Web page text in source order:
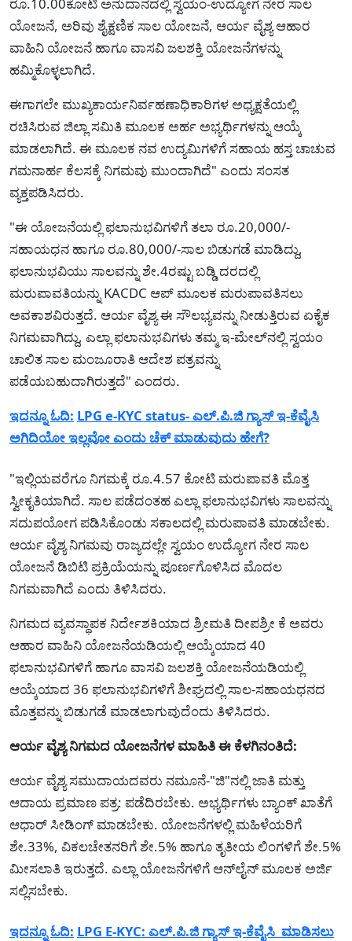
ಯೋಜನೆ, ಅರಿವು ಶೈಕ್ಷಣಿಕ ಸಾಲ ಯೋಜನೆ, ಆರ್ಯ ವೈಶ್ಯ ಆಹಾರ
ವಾಹಿನಿ ಯೋಜನೆ ಹಾಗೂ ವಾಸವಿ ಜಲಶಕ್ತಿ ಯೋಜನೆಗಳನ್ನು
ಹಮ್ಮಿಕೊಳ್ಳಲಾಗಿದೆ.
ಈಗಾಗಲೇ ಮುಖ್ಯಕಾರ್ಯನಿರ್ವಹಣಾಧಿಕಾರಿಗಳ ಅಧ್ಯಕ್ಷತೆಯಲ್ಲಿ
ರಚಿಸಿರುವ ಜಿಲ್ಲಾ ಸಮಿತಿ ಮೂಲಕ ಅರ್ಹ ಅಭ್ಯರ್ಥಿಗಳನ್ನು ಆಯ್ಕೆ
ಮಾಡಲಾಗಿದೆ. ಈ ಮೂಲಕ ನವ ಉದ್ಯಮಿಗಳಿಗೆ ಸಹಾಯ ಹಸ್ತ ಚಾಚುವ
ಗಮನಾರ್ಹ ಕೆಲಸಕ್ಕೆ ನಿಗಮವು ಮುಂದಾಗಿದೆ" ಎಂದು ಸಂಸತ
ವ್ಯಕ್ತಪಡಿಸಿದರು.
"ಈ ಯೋಜನೆಯಲ್ಲಿ ಫಲಾನುಭವಿಗಳಿಗೆ ತಲಾ ರೂ.20,000/-
ಸಹಾಯಧನ ಹಾಗೂ ರೂ.80,000/-ಸಾಲ ಬಿಡುಗಡೆ ಮಾಡಿದ್ದು,
ಫಲಾನುಭವಿಯು ಸಾಲವನ್ನು ಶೇ.4ರಷ್ಟು ಬಡ್ಡಿ ದರದಲ್ಲಿ
ಮರುಪಾವತಿಯನ್ನು KACDC ಆಪ್ ಮೂಲಕ ಮರುಪಾವತಿಸಲು
ಅವಕಾಶವಿರುತ್ತದೆ. ಆರ್ಯ ವೈಶ್ಯ ಈ ಸೌಲಭ್ಯವನ್ನು ನೀಡುತ್ತಿರುವ ಏಕೈಕ
ನಿಗಮವಾಗಿದ್ದು, ಎಲ್ಲಾ ಫಲಾನುಭವಿಗಳು ತಮ್ಮ ಇ-ಮೇಲ್‌ನಲ್ಲಿ ಸ್ವಯಂ
ಚಾಲಿತ ಸಾಲ ಮಂಜೂರಾತಿ ಆದೇಶ ಪತ್ರವನ್ನು
ಪಡೆಯಬಹುದಾಗಿರುತ್ತದೆ" ಎಂದರು.
ಇದನ್ನೂ ಓದಿ: LPG e-KYC status- ಎಲ್.ಪಿ.ಜಿ ಗ್ಯಾಸ್ ಇ-ಕೆವೈಸಿ
ಅಗಿದಿಯೋ ಇಲ್ಲವೋ ಎಂದು ಚೆಕ್ ಮಾಡುವುದು ಹೇಗೆ?
"ಇಲ್ಲಿಯವರೆಗೂ ನಿಗಮಕ್ಕೆ ರೂ.4.57 ಕೋಟಿ ಮರುಪಾವತಿ ಮೊತ್ತ
ಸ್ವೀಕೃತಿಯಾಗಿದೆ. ಸಾಲ ಪಡೆದಂತಹ ಎಲ್ಲಾ ಫಲಾನುಭವಿಗಳು ಸಾಲವನ್ನು
ಸದುಪಯೋಗ ಪಡಿಸಿಕೊಂಡು ಸಕಾಲದಲ್ಲಿ ಮರುಪಾವತಿ ಮಾಡಬೇಕು.
ಆರ್ಯ ವೈಶ್ಯ ನಿಗಮವು ರಾಜ್ಯದಲ್ಲೇ ಸ್ವಯಂ ಉದ್ಯೋಗ ನೇರ ಸಾಲ
ಯೋಜನೆ ಡಿಬಿಟಿ ಪ್ರಕ್ರಿಯೆಯನ್ನು ಪೂರ್ಣಗೊಳಿಸಿದ ಮೊದಲ
ನಿಗಮವಾಗಿದೆ ಎಂದು ತಿಳಿಸಿದರು.
ನಿಗಮದ ವ್ಯವಸ್ಥಾಪಕ ನಿರ್ದೇಶಕಿಯಾದ ಶ್ರೀಮತಿ ದೀಪಶ್ರೀ ಕೆ ಅವರು
ಆಹಾರ ವಾಹಿನಿ ಯೋಜನೆಯಡಿಯಲ್ಲಿ ಆಯ್ಕೆಯಾದ 40
ಫಲಾನುಭವಿಗಳಿಗೆ ಹಾಗೂ ವಾಸವಿ ಜಲಶಕ್ತಿ ಯೋಜನೆಯಡಿಯಲ್ಲಿ
ಆಯ್ಕೆಯಾದ 36 ಫಲಾನುಭವಿಗಳಿಗೆ ಶೀಘ್ರದಲ್ಲಿ ಸಾಲ-ಸಹಾಯಧನದ
ಮೊತ್ತವನ್ನು ಬಿಡುಗಡೆ ಮಾಡಲಾಗುವುದೆಂದು ತಿಳಿಸಿದರು.
ಆರ್ಯ ವೈಶ್ಯ ನಿಗಮದ ಯೋಜನೆಗಳ ಮಾಹಿತಿ ಈ ಕೆಳಗಿನಂತಿದೆ:
ಆರ್ಯ ವೈಶ್ಯ ಸಮುದಾಯದವರು ನಮೂನೆ-"ಜಿ"ನಲ್ಲಿ ಜಾತಿ ಮತ್ತು
ಆದಾಯ ಪ್ರಮಾಣ ಪತ್ರ: ಪಡೆದಿರಬೇಕು. ಅಭ್ಯರ್ಥಿಗಳು ಬ್ಯಾಂಕ್ ಖಾತೆಗೆ
ಆಧಾರ್ ಸೀಡಿಂಗ್ ಮಾಡಬೇಕು. ಯೋಜನೆಗಳಲ್ಲಿ ಮಹಿಳೆಯರಿಗೆ
ಶೇ.33%, ವಿಕಲಚೇತನರಿಗೆ ಶೇ.5% ಹಾಗೂ ತೃತೀಯ ಲಿಂಗಳಿಗೆ ಶೇ.5%
ಮೀಸಲಾತಿ ಇರುತ್ತದೆ. ಎಲ್ಲಾ ಯೋಜನೆಗಳಿಗೆ ಆನ್‌ಲೈನ್ ಮೂಲಕ ಅರ್ಜಿ
ಸಲ್ಲಿಸಬೇಕು.
ಇದನ್ನೂ ಓದಿ: LPG E-KYC: ಎಲ್.ಪಿ.ಜಿ ಗ್ಯಾಸ್ ಇ-ಕೆವೈಸಿ ಮಾಡಿಸಲು